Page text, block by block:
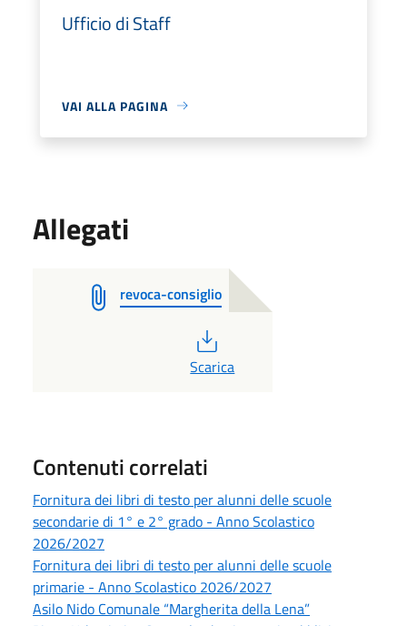
Ufficio di Staff
VAI ALLA PAGINA
Allegati
revoca-consiglio
PDF
Scarica
Contenuti correlati
Fornitura dei libri di testo per alunni delle scuole
secondarie di 1° e 2° grado - Anno Scolastico
2026/2027
Fornitura dei libri di testo per alunni delle scuole
primarie - Anno Scolastico 2026/2027
Asilo Nido Comunale “Margherita della Lena”